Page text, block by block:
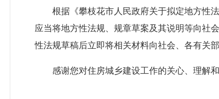
根据《攀枝花市人民政府关于拟定地方性法
应当将地方性法规、规章草案及其说明等向社
性法规草稿后立即将相关材料向社会、各有关
感谢您对住房城乡建设工作的关心、理解